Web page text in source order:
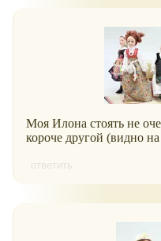
Моя Илона стоять не
короче другой (видно
ответить